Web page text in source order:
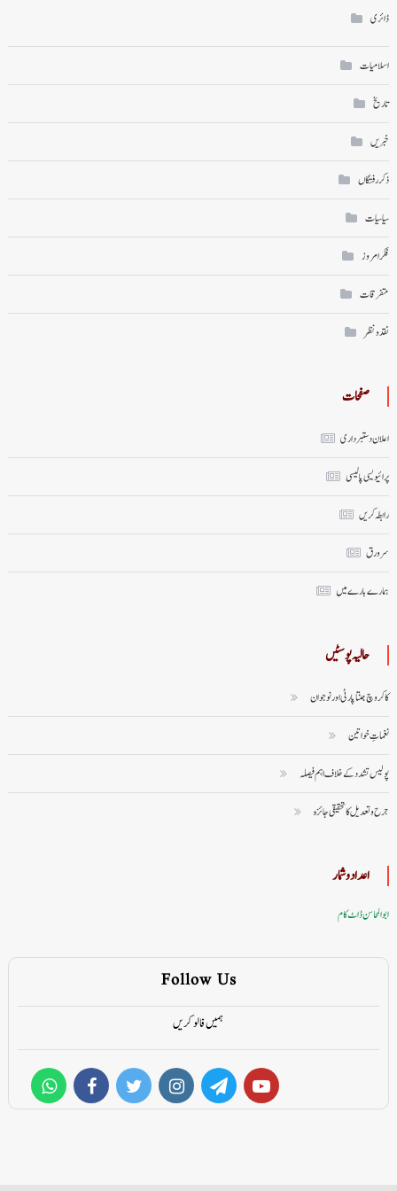
ڈائری
اسلامیات
تاریخ
خبریں
ذکر رفتگاں
سیاسیات
فکر امروز
متفرقات
نقد ونظر
صفحات
اعلان دستبرداری
پرائیویسی پالیسی
رابطہ کریں
سر ورق
ہمارے بارے میں
حالیہ پوسٹیں
کاکروچ جنتا پارٹی اور نوجوان
نغماتِ خواتین
پولیس تشدد کے خلاف اہم فیصلہ
جرح و تعدیل کا تحقیقی جائزہ
اعداد وشمار
ابوالمحاسن ڈاٹ کام
Follow Us
ہمیں فالو کریں